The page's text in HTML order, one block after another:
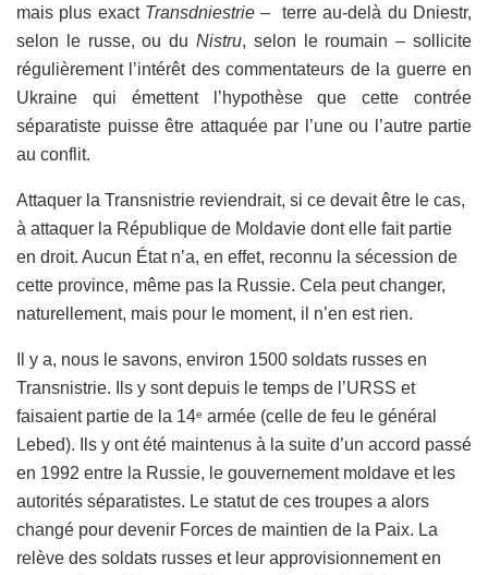
mais plus exact Transdniestrie – terre au-delà du Dniestr,
selon le russe, ou du Nistru, selon le roumain – sollicite
régulièrement l’intérêt des commentateurs de la guerre en
Ukraine qui émettent l’hypothèse que cette contrée
séparatiste puisse être attaquée par l’une ou l’autre partie
au conflit.
Attaquer la Transnistrie reviendrait, si ce devait être le cas,
à attaquer la République de Moldavie dont elle fait partie
en droit. Aucun État n’a, en effet, reconnu la sécession de
cette province, même pas la Russie. Cela peut changer,
naturellement, mais pour le moment, il n’en est rien.
Il y a, nous le savons, environ 1500 soldats russes en
Transnistrie. Ils y sont depuis le temps de l’URSS et
faisaient partie de la 14e armée (celle de feu le général
Lebed). Ils y ont été maintenus à la suite d’un accord passé
en 1992 entre la Russie, le gouvernement moldave et les
autorités séparatistes. Le statut de ces troupes a alors
changé pour devenir Forces de maintien de la Paix. La
relève des soldats russes et leur approvisionnement en